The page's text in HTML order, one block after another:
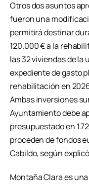
Otros dos asuntos
fueron una
permitirá destinar
120.000 € a la
las 32 viviendas de la
expediente de gasto
rehabilitación en
Ambas inversiones
Ayuntamiento debe
presupuestado en
proceden de fondos
Cabildo, según
Montaña Clara es